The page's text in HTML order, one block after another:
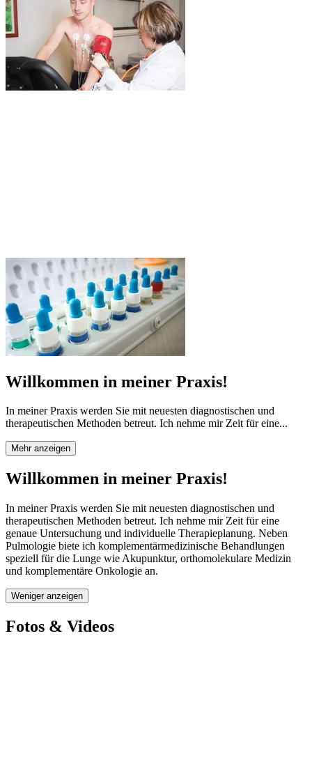
Willkommen in meiner Praxis!
In meiner Praxis werden Sie mit neuesten diagnostischen und
therapeutischen Methoden betreut. Ich nehme mir Zeit für eine...
Mehr anzeigen
Willkommen in meiner Praxis!
In meiner Praxis werden Sie mit neuesten diagnostischen und
therapeutischen Methoden betreut. Ich nehme mir Zeit für eine
genaue Untersuchung und individuelle Therapieplanung. Neben
Pulmologie biete ich komplementärmedizinische Behandlungen
speziell für die Lunge wie Akupunktur, orthomolekulare Medizin
und komplementäre Onkologie an.
Weniger anzeigen
Fotos & Videos